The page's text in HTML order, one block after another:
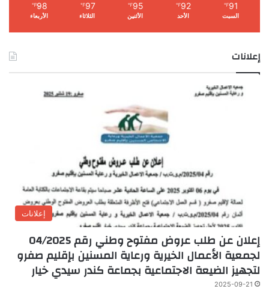
91
℉
السبت
92
℉
الأحد
95
℉
الأثنين
97
℉
الثلاثاء
98
℉
الأربعاء
إعلانات
إعلانات
إعلان عن طلب عروض مفتوح وطني رقم 04/2025
لجمعية الأعمال الخيرية ورعاية المسنين بإقليم صفرو
لتجهيز الضيعة الاجتماعية بجماعة كندر سيدي خيار
2025-09-21